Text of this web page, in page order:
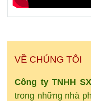
VỀ CHÚNG TÔI
Công ty TNHH
trong những nhà